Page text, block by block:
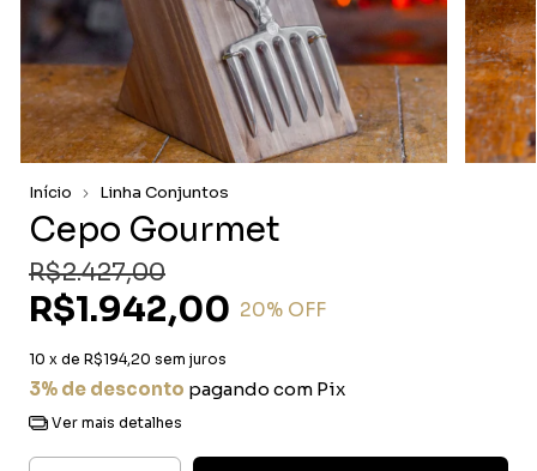
Início Linha Conjuntos
Cepo Gourmet
R$2.427,00
R$1.942,00 20% OFF
10 x de R$194,20 sem juros
3% de desconto pagando com Pix
Ver mais detalhes